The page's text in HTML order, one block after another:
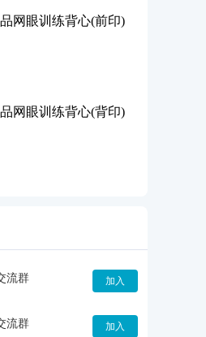
网眼训练背心(前印)
网眼训练背心(背印)
流群 加入
流群 加入